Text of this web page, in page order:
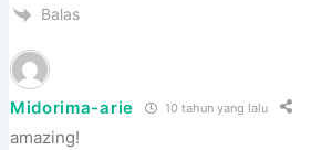
Balas
Midorima-arie 10 tahun yang lalu
amazing!